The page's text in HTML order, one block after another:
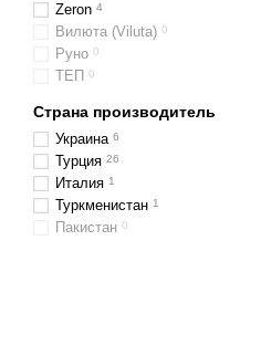
Zeron 4
Вилюта (Viluta) 0
Руно 0
ТЕП 0
Страна производитель
Украина 6
Турция 26
Италия 1
Туркменистан 1
Пакистан 0